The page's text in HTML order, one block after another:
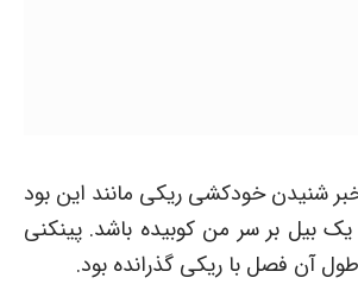
شنیدن خودکشی ریکی مانند این بود
بیل بر سر من کوبیده باشد. پینکنی
آن فصل با ریکی گذرانده بود.